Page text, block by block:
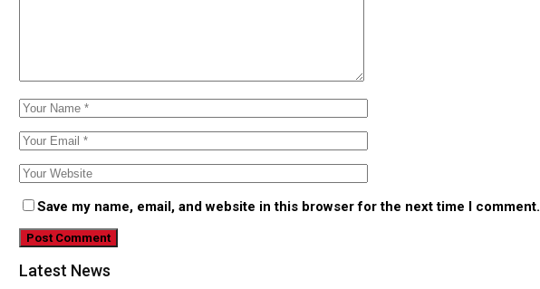
Save my name, email, and website in this browser for the next time I comment.
Latest News